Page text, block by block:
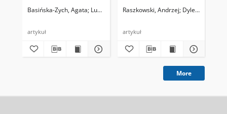
poznańskiej
Basińska-Zych, Agata Lubowiecki-Vikuk, Adrian P. Basińska-Zych,
artykuł
Raszkowski, Andrzej Dylewski,
artykuł
More